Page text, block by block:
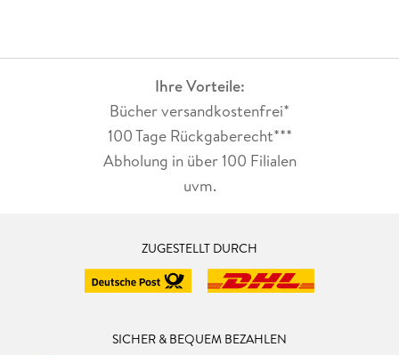
Ihre Vorteile:
Bücher versandkostenfrei*
100 Tage Rückgaberecht***
Abholung in über 100 Filialen
uvm.
ZUGESTELLT DURCH
SICHER & BEQUEM BEZAHLEN